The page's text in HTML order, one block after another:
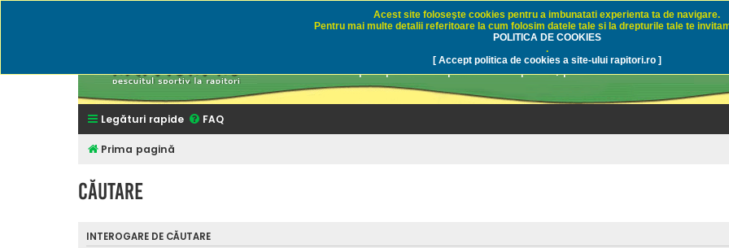
Rapitori.ro - Pescuit sportiv
Discutii despre pescuit sportiv la rapitori, pescuitul cu naluci sau
Legături rapide FAQ
Prima pagină
Căutare
INTEROGARE DE CĂUTARE
Acest site foloseşte cookies pentru a imbunatati experienta ta de navigare.
Pentru mai multe detalii referitoare la cum folosim datele tale si la drepturile tale te
POLITICA DE COOKIES
.
[ Accept politica de cookies a site-ului rapitori.ro ]